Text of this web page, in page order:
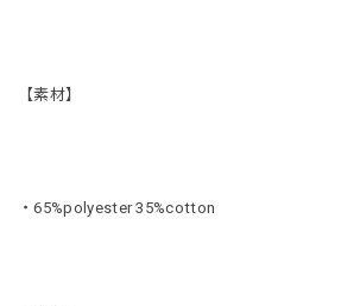
【素材】
・65%polyester 35%cotton